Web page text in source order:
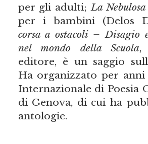
per gli adulti;La
per i bambini (Delos
corsa a ostacoli – Disagio
nel mondo della Scuola,
editore, è un saggio
Ha organizzato per
Internazionale di Poesia
di Genova, di cui ha
antologie.